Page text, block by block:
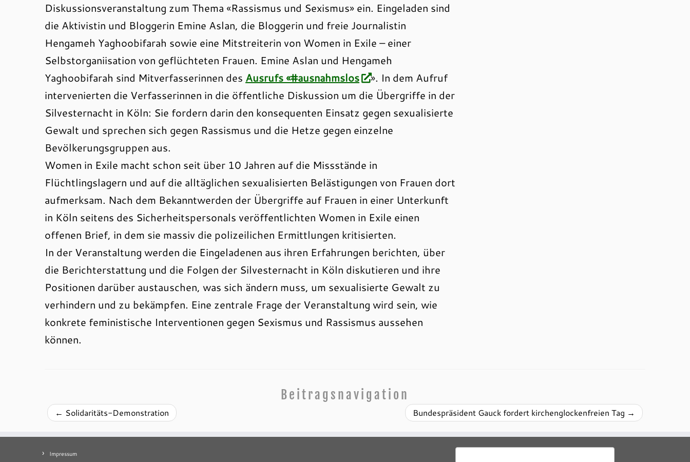
Diskussionsveranstaltung zum Thema «Rassismus und Sexismus» ein. Eingeladen sind
die Aktivistin und Bloggerin Emine Aslan, die Bloggerin und freie Journalistin
Hengameh Yaghoobifarah sowie eine Mitstreiterin von Women in Exile – einer
Selbstorganiisation von geflüchteten Frauen. Emine Aslan und Hengameh
Yaghoobifarah sind Mitverfasserinnen des Ausrufs «#ausnahmslos
». In dem Aufruf
intervenierten die Verfasserinnen in die öffentliche Diskussion um die Übergriffe in der
Silvesternacht in Köln: Sie fordern darin den konsequenten Einsatz gegen sexualisierte
Gewalt und sprechen sich gegen Rassismus und die Hetze gegen einzelne
Bevölkerungsgruppen aus.
Women in Exile macht schon seit über 10 Jahren auf die Missstände in
Flüchtlingslagern und auf die alltäglichen sexualisierten Belästigungen von Frauen dort
aufmerksam. Nach dem Bekanntwerden der Übergriffe auf Frauen in einer Unterkunft
in Köln seitens des Sicherheitspersonals veröffentlichten Women in Exile einen
offenen Brief, in dem sie massiv die polizeilichen Ermittlungen kritisierten.
In der Veranstaltung werden die Eingeladenen aus ihren Erfahrungen berichten, über
die Berichterstattung und die Folgen der Silvesternacht in Köln diskutieren und ihre
Positionen darüber austauschen, was sich ändern muss, um sexualisierte Gewalt zu
verhindern und zu bekämpfen. Eine zentrale Frage der Veranstaltung wird sein, wie
konkrete feministische Interventionen gegen Sexismus und Rassismus aussehen
können.
Beitragsnavigation
← Solidaritäts-Demonstration Bundespräsident Gauck fordert kirchenglockenfreien Tag →
Impressum